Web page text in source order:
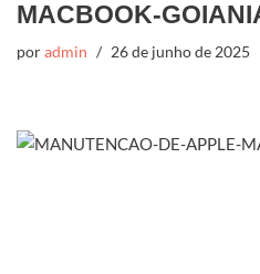
MACBOOK-
poradmin 26 de junho de 2025